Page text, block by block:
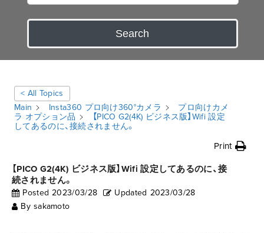
Search
< All Topics
Main
Insta360 プロ向け360°カメラ
プロ向けカメ
ラ オプション品
【PICO G2(4K) ビジネス版】Wifi 設定
してあるのに、接続されません。
Print
【PICO G2(4K) ビジネス版】Wifi 設定してあるのに、接
続されません。
Posted 2023/03/28 Updated 2023/03/28
By sakamoto